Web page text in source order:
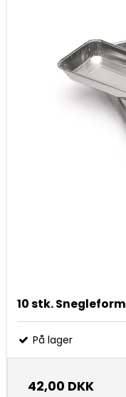
10 stk. Snegleform
På lager
42,00 DKK